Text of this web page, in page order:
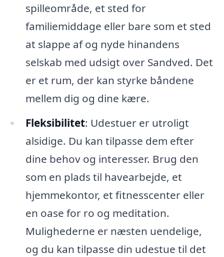
spilleområde, et sted for
familiemiddage eller bare som et sted
at slappe af og nyde hinandens
selskab med udsigt over Sandved. Det
er et rum, der kan styrke båndene
mellem dig og dine kære.
Fleksibilitet: Udestuer er utroligt
alsidige. Du kan tilpasse dem efter
dine behov og interesser. Brug den
som en plads til havearbejde, et
hjemmekontor, et fitnesscenter eller
en oase for ro og meditation.
Mulighederne er næsten uendelige,
og du kan tilpasse din udestue til det